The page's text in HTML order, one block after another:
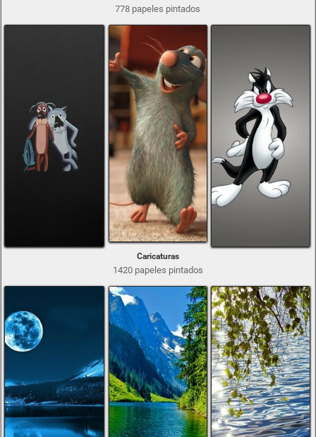
778 papeles pintados
Caricaturas
1420 papeles pintados